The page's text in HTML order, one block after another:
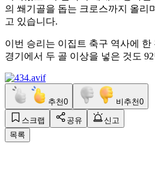
의 쐐기골을 돕는 크로스까지 올리
고 있습니다.
이번 승리는 이집트 축구 역사에
경기에서 두 골 이상을 넣은 것도
추천0 비추천0
스크랩 공유
신고
목록